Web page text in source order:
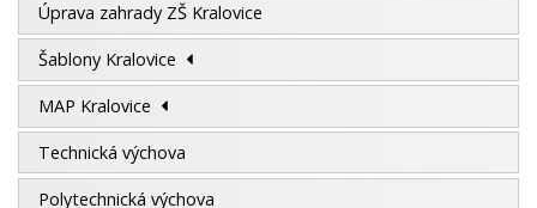
Úprava zahrady ZŠ Kralovice
Šablony Kralovice
MAP Kralovice
Technická výchova
Polytechnická výchova